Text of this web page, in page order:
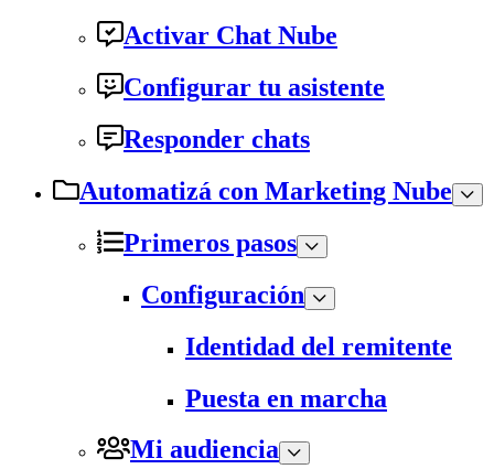
Activar Chat Nube
Configurar tu asistente
Responder chats
Automatizá con Marketing Nube
Primeros pasos
Configuración
Identidad del remitente
Puesta en marcha
Mi audiencia